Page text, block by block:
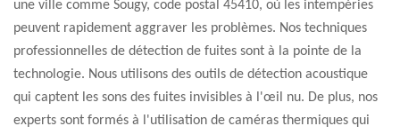
une ville comme Sougy, code postal 45410, où les intempéries
peuvent rapidement aggraver les problèmes. Nos techniques
professionnelles de détection de fuites sont à la pointe de la
technologie. Nous utilisons des outils de détection acoustique
qui captent les sons des fuites invisibles à l'œil nu. De plus, nos
experts sont formés à l'utilisation de caméras thermiques qui